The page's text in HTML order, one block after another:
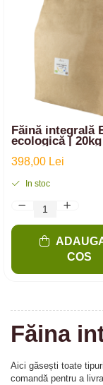
Făină integrală
ecologică | 20kg
398,00 Lei
In stoc
COS
Făina
Aici găsești toate
comandă pentru a